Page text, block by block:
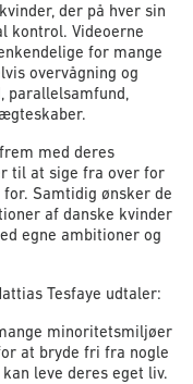
der på hver sin
kontrol. Videoerne
for mange
overvågning og
parallelsamfund,
med deres
til at sige fra over for
Samtidig ønsker de
af danske kvinder
egne ambitioner og
Tesfaye udtaler:
minoritetsmiljøer
at bryde fri fra nogle
leve deres eget liv.